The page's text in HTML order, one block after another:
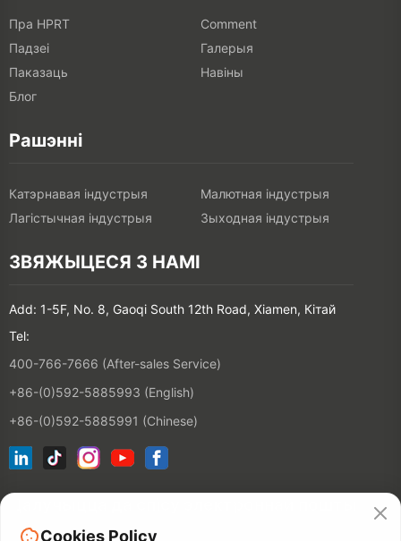
Пра HPRT
Comment
Падзеі
Галерыя
Паказаць
Навіны
Блог
Рашэнні
Катэрнавая індустрыя
Малютная індустрыя
Лагістычная індустрыя
Зыходная індустрыя
ЗВЯЖЫЦЕСЯ З НАМІ
Add: 1-5F, No. 8, Gaoqi South 12th Road, Xiamen, Кітай
Tel:
400-766-7666 (After-sales Service)
+86-(0)592-5885993 (English)
+86-(0)592-5885991 (Chinese)
Cookies Policy